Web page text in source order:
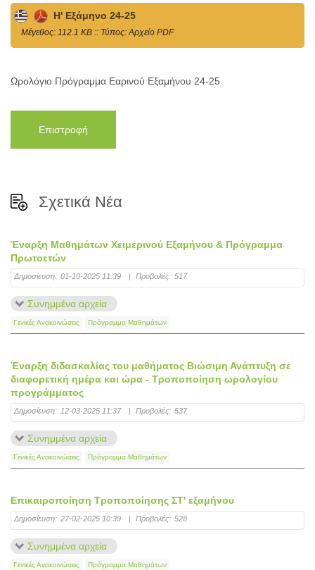
Η' Εξάμηνο 24-25
Mέγεθος: 112.1 KB :: Τύπος: Αρχείο PDF
Ωρολόγιο Πρόγραμμα Εαρινού Εξαμήνου 24-25
Επιστροφή
Σχετικά Νέα
Έναρξη Μαθημάτων Χειμερινού Εξαμήνου & Πρόγραμμα
Πρωτοετών
Δημοσίευση: 01-10-2025 11:39 | Προβολές: 517
Συνημμένα αρχεία
Γενικές Ανακοινώσεις Πρόγραμμα Μαθημάτων
Έναρξη διδασκαλίας του μαθήματος Βιώσιμη Ανάπτυξη σε
διαφορετική ημέρα και ώρα - Τροποποίηση ωρολογίου
προγράμματος
Δημοσίευση: 12-03-2025 11:37 | Προβολές: 537
Συνημμένα αρχεία
Γενικές Ανακοινώσεις Πρόγραμμα Μαθημάτων
Επικαιροποίηση Τροποποίησης ΣΤ' εξαμήνου
Δημοσίευση: 27-02-2025 10:39 | Προβολές: 528
Συνημμένα αρχεία
Γενικές Ανακοινώσεις Πρόγραμμα Μαθημάτων